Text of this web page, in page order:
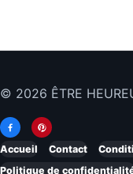
© 2026 ÊTRE
Accueil Contact
Politique de